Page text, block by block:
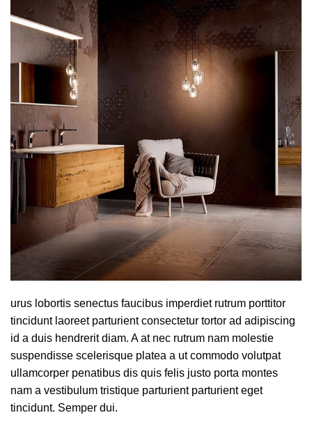
urus lobortis senectus faucibus imperdiet rutrum porttitor
tincidunt laoreet parturient consectetur tortor ad adipiscing
id a duis hendrerit diam. A at nec rutrum nam molestie
suspendisse scelerisque platea a ut commodo volutpat
ullamcorper penatibus dis quis felis justo porta montes
nam a vestibulum tristique parturient parturient eget
tincidunt. Semper dui.